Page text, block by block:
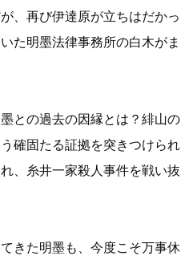
、再び伊達原が立ちはだかっ
た明墨法律事務所の白木がま
との過去の因縁とは？緋山の
確固たる証拠を突きつけられ
、糸井一家殺人事件を戦い抜
きた明墨も、今度こそ万事休